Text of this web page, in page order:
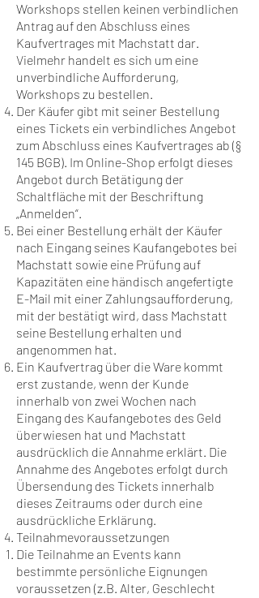
Workshops stellen keinen verbindlichen
Antrag auf den Abschluss eines
Kaufvertrages mit Machstatt dar.
Vielmehr handelt es sich um eine
unverbindliche Aufforderung,
Workshops zu bestellen.
Der Käufer gibt mit seiner Bestellung
eines Tickets ein verbindliches Angebot
zum Abschluss eines Kaufvertrages ab (§
145 BGB). Im Online-Shop erfolgt dieses
Angebot durch Betätigung der
Schaltfläche mit der Beschriftung
„Anmelden“.
Bei einer Bestellung erhält der Käufer
nach Eingang seines Kaufangebotes bei
Machstatt sowie eine Prüfung auf
Kapazitäten eine händisch angefertigte
E-Mail mit einer Zahlungsaufforderung,
mit der bestätigt wird, dass Machstatt
seine Bestellung erhalten und
angenommen hat.
Ein Kaufvertrag über die Ware kommt
erst zustande, wenn der Kunde
innerhalb von zwei Wochen nach
Eingang des Kaufangebotes des Geld
überwiesen hat und Machstatt
ausdrücklich die Annahme erklärt. Die
Annahme des Angebotes erfolgt durch
Übersendung des Tickets innerhalb
dieses Zeitraums oder durch eine
ausdrückliche Erklärung.
Teilnahmevoraussetzungen
Die Teilnahme an Events kann
bestimmte persönliche Eignungen
voraussetzen (z.B. Alter, Geschlecht